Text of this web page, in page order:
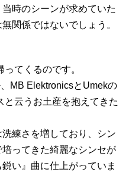
時のシーンが求めていた
関係ではないでしょう。
てくるのです。
MB ElektronicsとUmekの
と云うお土産を抱えてきた
練さを増しており、シン
ってきた綺麗なシンセが
い』曲に仕上がっていま